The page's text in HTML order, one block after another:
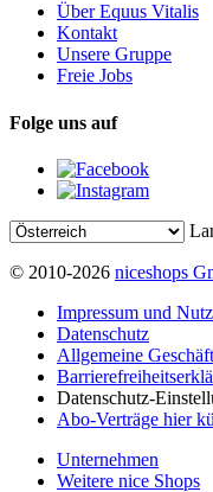
Über Equus Vitalis
Kontakt
Unsere Gruppe
Freie Jobs
Folge uns auf
© 2010-2026 niceshops
Impressum und
Datenschutz
Allgemeine
Datenschutz-
Abo-Verträge hier
Unternehmen
Weitere nice Shops